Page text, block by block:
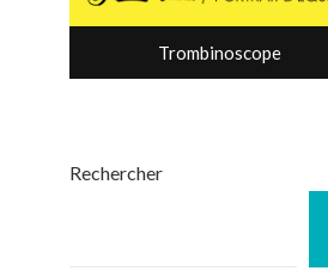
Trombinoscope
Rechercher